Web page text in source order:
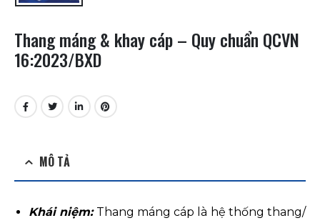
Thang máng & khay cáp – Quy chuẩn QCVN
16:2023/BXD
MÔ TẢ
Khái niệm:Thang máng cáp là hệ thống thang/